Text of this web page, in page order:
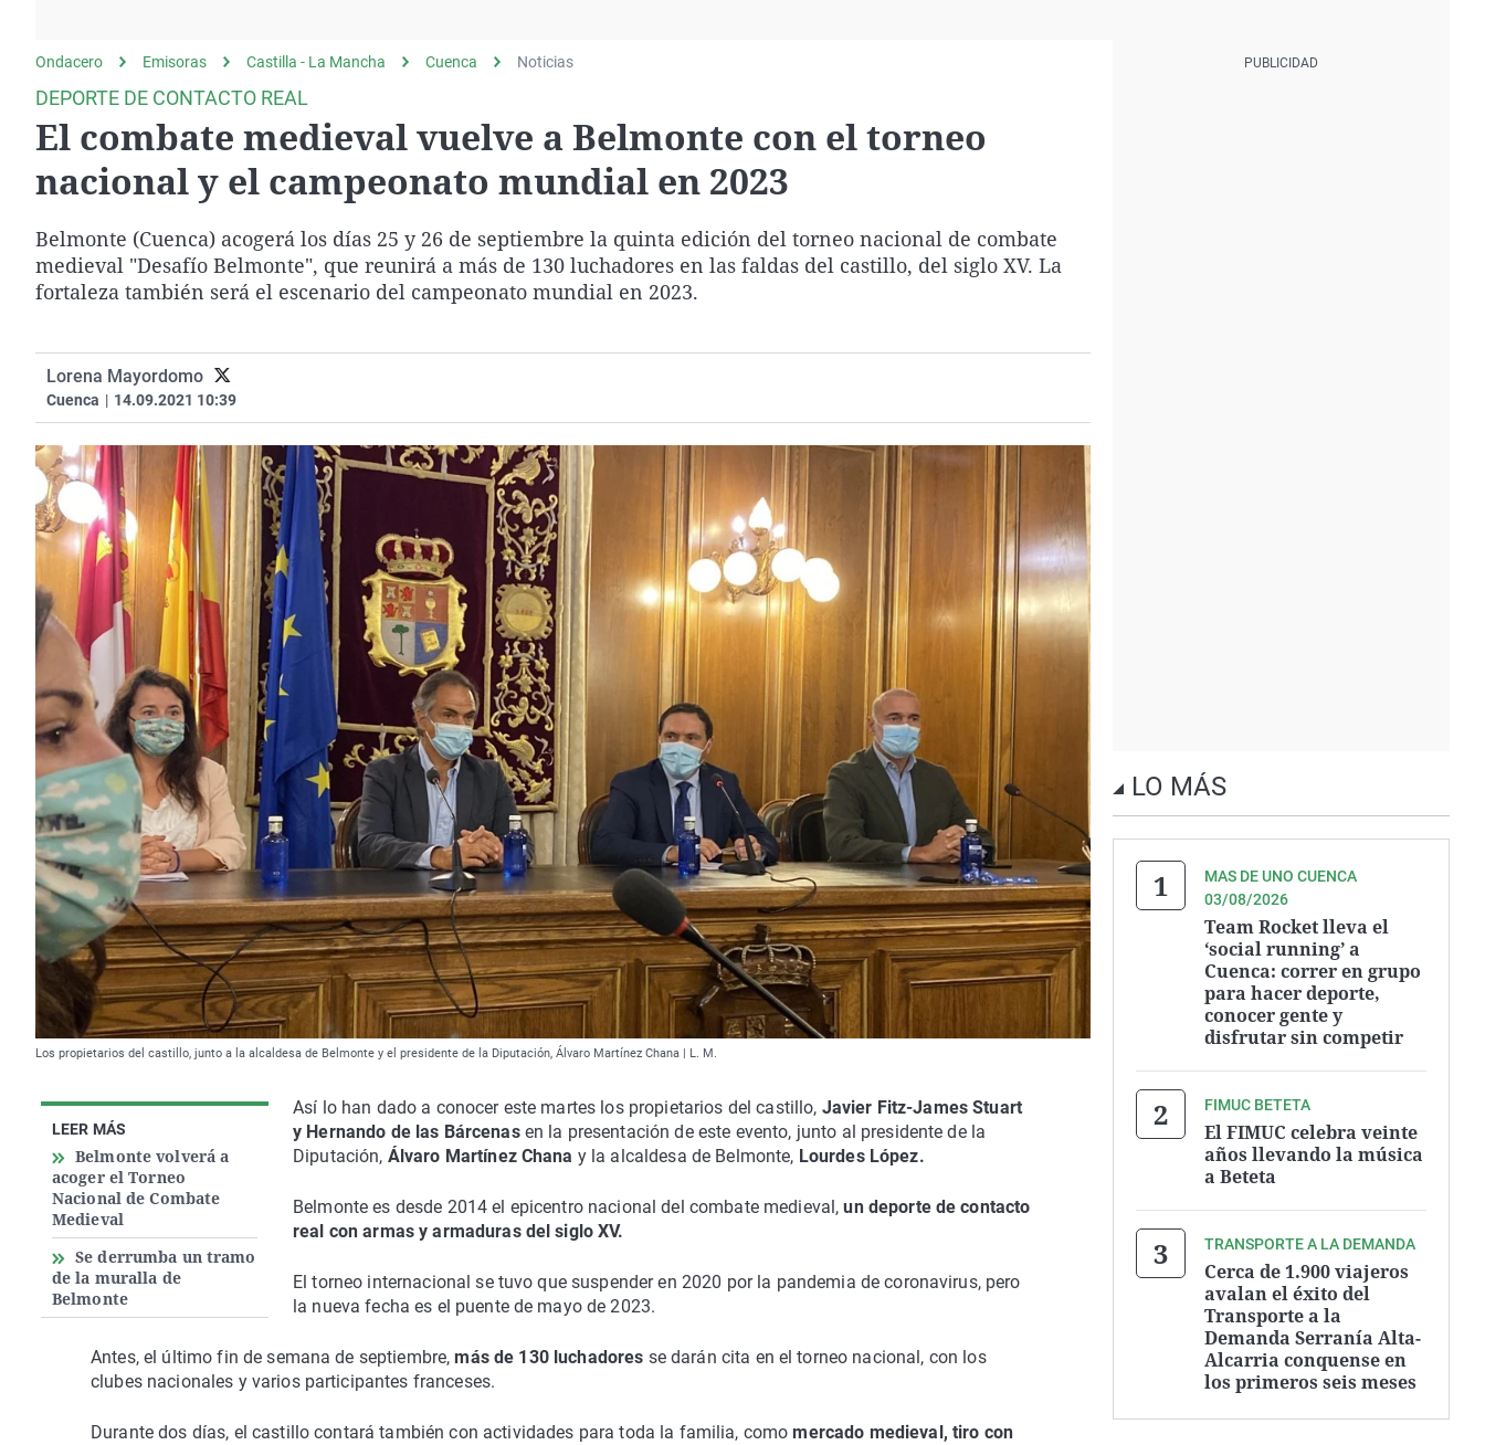
gato
Operación Viuda
Negra
Navarra
Ondacero Emisoras Castilla - La Mancha Cuenca Noticias
DEPORTE DE CONTACTO REAL
El combate medieval vuelve a Belmonte con el torneo
nacional y el campeonato mundial en 2023
Belmonte (Cuenca) acogerá los días 25 y 26 de septiembre la quinta edición del torneo nacional de combate
medieval "Desafío Belmonte", que reunirá a más de 130 luchadores en las faldas del castillo, del siglo XV. La
fortaleza también será el escenario del campeonato mundial en 2023.
Lorena Mayordomo
Cuenca | 14.09.2021 10:39
Los propietarios del castillo, junto a la alcaldesa de Belmonte y el presidente de la Diputación, Álvaro Martínez Chana | L. M.
LEER MÁS
Belmonte volverá a
acoger el Torneo
Nacional de Combate
Medieval
Se derrumba un tramo
de la muralla de
Belmonte
Así lo han dado a conocer este martes los propietarios del castillo, Javier Fitz-James Stuart
y Hernando de las Bárcenasen la presentación de este evento, junto al presidente de la
Diputación, Álvaro Martínez Chana y la alcaldesa de Belmonte, Lourdes López.
Belmonte es desde 2014 el epicentro nacional del combate medieval,un deporte de contacto
real con armas y armaduras del siglo XV.
El torneo internacional se tuvo que suspender en 2020 por la pandemia de coronavirus, pero
la nueva fecha es el puente de mayo de 2023.
Antes, el último fin de semana de septiembre, más de 130 luchadores se darán cita en el torneo nacional, con los
clubes nacionales y varios participantes franceses.
Durante dos días, el castillo contará también con actividades para toda la familia, comomercado medieval, tiro con
LO MÁS
MAS DE UNO CUENCA
03/08/2026
Team Rocket lleva el
‘social running’ a
Cuenca: correr en grupo
para hacer deporte,
conocer gente y
disfrutar sin competir
FIMUC BETETA
El FIMUC celebra veinte
años llevando la música
a Beteta
TRANSPORTE A LA DEMANDA
Cerca de 1.900 viajeros
avalan el éxito del
Transporte a la
Demanda Serranía Alta-
Alcarria conquense en
los primeros seis meses